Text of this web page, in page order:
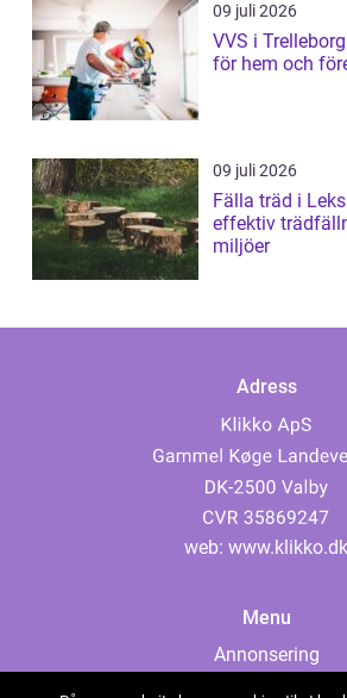
09 juli 2026
VVS i
för hem och
09 juli 2026
Fälla träd i
effektiv
miljöer
Adress
web: www.klikko.dk
Menu
Annonsering